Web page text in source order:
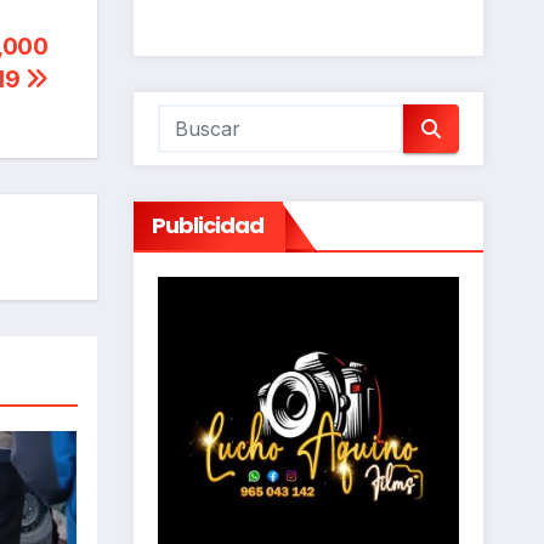
Publicidad